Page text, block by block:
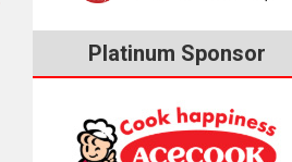
Platinum Sponsor